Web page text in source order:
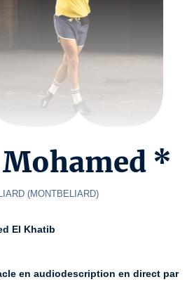
*
(MONTBELIARD)
El Khatib
en audiodescription en direct par